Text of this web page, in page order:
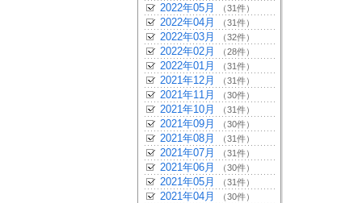
2022年05月 （31件）
2022年04月 （31件）
2022年03月 （32件）
2022年02月 （28件）
2022年01月 （31件）
2021年12月 （31件）
2021年11月 （30件）
2021年10月 （31件）
2021年09月 （30件）
2021年08月 （31件）
2021年07月 （31件）
2021年06月 （30件）
2021年05月 （31件）
2021年04月 （30件）